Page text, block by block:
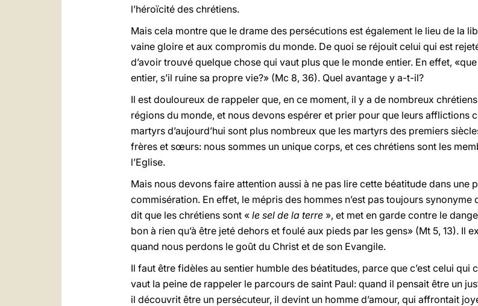
l’héroïcité des chrétiens.
Mais cela montre que le drame des persécutions est également le lieu de la
vaine gloire et aux compromis du monde. De quoi se réjouit celui qui est
d’avoir trouvé quelque chose qui vaut plus que le monde entier. En effet,
entier, s’il ruine sa propre vie?» (Mc 8, 36). Quel avantage y a-t-il?
Il est douloureux de rappeler que, en ce moment, il y a de nombreux
régions du monde, et nous devons espérer et prier pour que leurs afflictions
martyrs d’aujourd’hui sont plus nombreux que les martyrs des premiers
frères et sœurs: nous sommes un unique corps, et ces chrétiens sont les
l’Eglise.
Mais nous devons faire attention aussi à ne pas lire cette béatitude dans une
commisération. En effet, le mépris des hommes n’est pas toujours
dit que les chrétiens sont « le sel de la terre », et met en garde contre le
bon à rien qu’à être jeté dehors et foulé aux pieds par les gens» (Mt 5, 13). Il
quand nous perdons le goût du Christ et de son Evangile.
Il faut être fidèles au sentier humble des béatitudes, parce que c’est celui qui
vaut la peine de rappeler le parcours de saint Paul: quand il pensait être un
il découvrit être un persécuteur, il devint un homme d’amour, qui affrontait